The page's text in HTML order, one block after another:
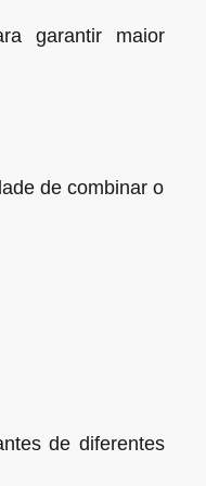
garantir maior
de combinar o
de diferentes